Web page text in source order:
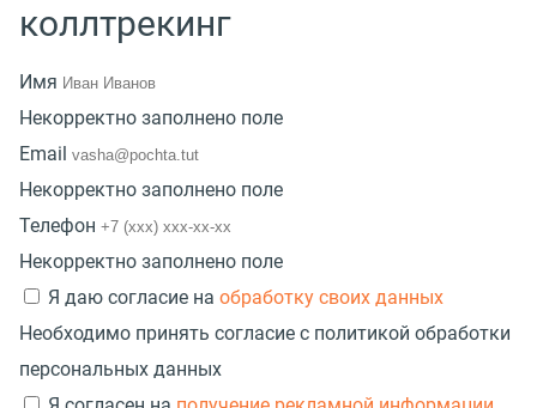
коллтрекинг
Имя
Некорректно заполнено поле
Email
Некорректно заполнено поле
Телефон
Некорректно заполнено поле
Я даю согласие на обработку своих данных
Необходимо принять согласие с политикой обработки
персональных данных